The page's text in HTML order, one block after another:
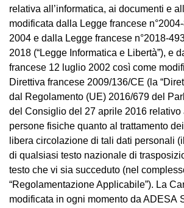
relativa all’informatica, ai documenti e
modificata dalla Legge francese
2004 e dalla Legge francese n°2018-
2018 (“Legge Informatica e Libertà”), e
francese 12 luglio 2002 così come
Direttiva francese 2009/136/CE (la
dal Regolamento (UE) 2016/679 del
del Consiglio del 27 aprile 2016
persone fisiche quanto al trattamento
libera circolazione di tali dati personali
di qualsiasi testo nazionale di
testo che vi sia succeduto (nel
“Regolamentazione Applicabile”). La
modificata in ogni momento da ADESA